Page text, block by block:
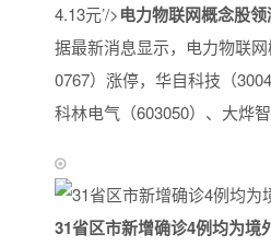
4.13元’/>电力物联网概念股
据最新消息显示，电力物联
0767）涨停，华自科技（
科林电气（603050）、大烨
31省区市新增确诊4例均为境